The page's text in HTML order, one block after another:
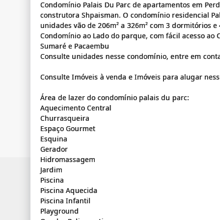
Condomínio Palais Du Parc de apartamentos em
construtora Shpaisman. O condomínio residencial
unidades vão de 206m² a 326m² com 3 dormitórios e
Condomínio ao Lado do parque, com fácil acesso ao
Sumaré e Pacaembu
Consulte unidades nesse condomínio, entre em
Consulte Imóveis à venda e Imóveis para alugar
Área de lazer do condomínio palais du parc:
Aquecimento Central
Churrasqueira
Espaço Gourmet
Esquina
Gerador
Hidromassagem
Jardim
Piscina
Piscina Aquecida
Piscina Infantil
Playground